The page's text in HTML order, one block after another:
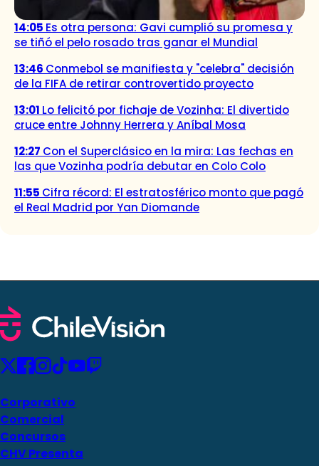
14:05 Es otra persona: Gavi cumplió su promesa y
se tiñó el pelo rosado tras ganar el Mundial
13:46 Conmebol se manifiesta y "celebra" decisión
de la FIFA de retirar controvertido proyecto
13:01 Lo felicitó por fichaje de Vozinha: El divertido
cruce entre Johnny Herrera y Aníbal Mosa
12:27 Con el Superclásico en la mira: Las fechas en
las que Vozinha podría debutar en Colo Colo
11:55 Cifra récord: El estratosférico monto que pagó
el Real Madrid por Yan Diomande
Corporativo
Comercial
Concursos
CHV Presenta